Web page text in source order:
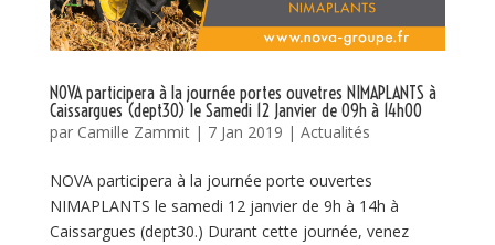
NOVA participera à la journée portes ouvetres NIMAPLANTS à
Caissargues (dept30) le Samedi 12 Janvier de 09h à 14h00
par Camille Zammit| 7 Jan 2019 | Actualités
NOVA participera à la journée porte ouvertes
NIMAPLANTS le samedi 12 janvier de 9h à 14h à
Caissargues (dept30.) Durant cette journée, venez